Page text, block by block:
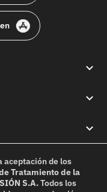
aceptación de los
Tratamiento de la
S.A.Todos los